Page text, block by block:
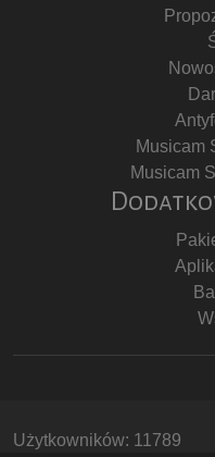
Musicam
Musicam
Użytkowników: 11789